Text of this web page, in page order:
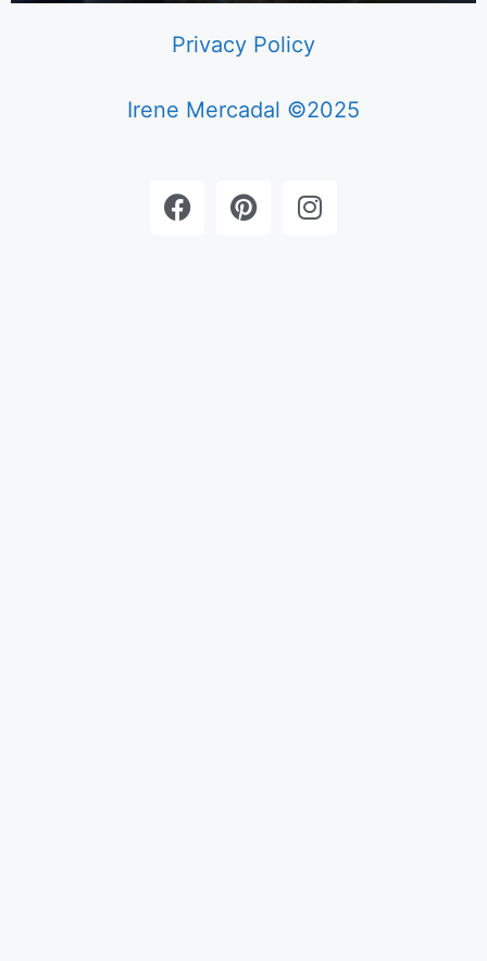
Privacy Policy
Irene Mercadal ©2025